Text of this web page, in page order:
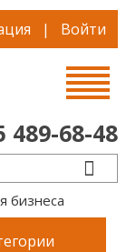
| Войти
489-68-48
бизнеса